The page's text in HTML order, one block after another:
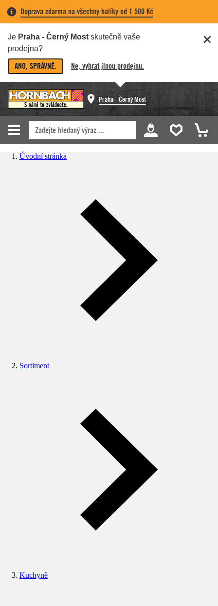
Doprava zdarma na všechny balíky od 1 500 Kč
Je Praha - Černý Most skutečně vaše
prodejna?
ANO, SPRÁVNĚ. Ne, vybrat jinou prodejnu.
Praha - Černý Most
Úvodní stránka
Sortiment
Kuchyně